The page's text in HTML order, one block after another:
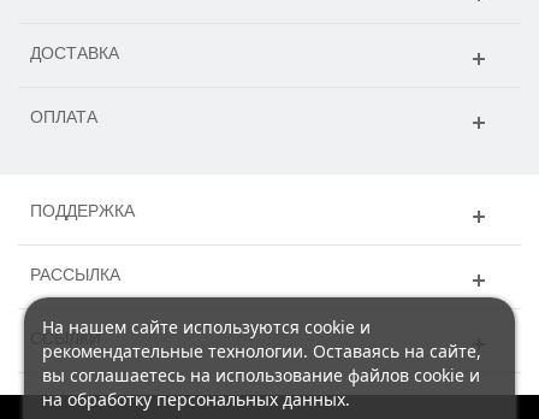
ДОСТАВКА
ОПЛАТА
ПОДДЕРЖКА
РАССЫЛКА
ССЫЛКИ
На нашем сайте используются cookie и
рекомендательные технологии. Оставаясь на сайте,
вы соглашаетесь на использование файлов cookie и
на обработку персональных данных.